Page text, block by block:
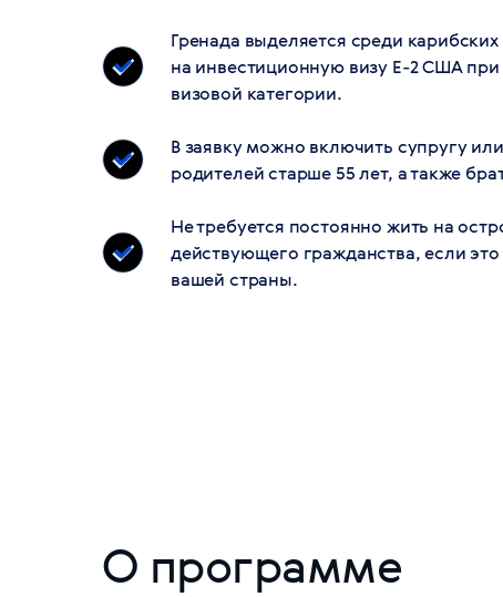
Гренада выделяется среди
на инвестиционную визу E-2 США
визовой категории.
В заявку можно включить супругу
родителей старше 55 лет, а также
Не требуется постоянно жить на
действующего гражданства, если
вашей страны.
О программе